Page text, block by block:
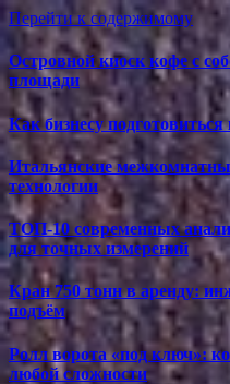
Перейти к содержимому
Островной киоск кофе с
площади
Как бизнесу
Итальянские
технологии
ТОП-10 современных
для точных измерений
Кран 750 тонн в аренду:
подъём
Ролл ворота «под ключ»:
любой сложности